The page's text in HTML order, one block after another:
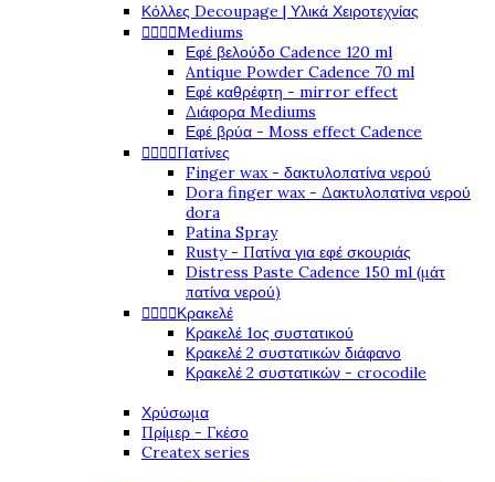
Κόλλες Decoupage | Υλικά Χειροτεχνίας
   Mediums
Εφέ βελούδο Cadence 120 ml
Antique Powder Cadence 70 ml
Εφέ καθρέφτη - mirror effect
Διάφορα Mediums
Εφέ βρύα - Moss effect Cadence
   Πατίνες
Finger wax - δακτυλοπατίνα νερού
Dora finger wax - Δακτυλοπατίνα νερού
dora
Patina Spray
Rusty - Πατίνα για εφέ σκουριάς
Distress Paste Cadence 150 ml (μάτ
πατίνα νερού)
   Κρακελέ
Κρακελέ 1ος συστατικού
Κρακελέ 2 συστατικών διάφανο
Κρακελέ 2 συστατικών - crocodile
Χρύσωμα
Πρίμερ - Γκέσο
Createx series